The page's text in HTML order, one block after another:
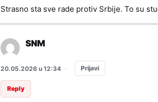
Strasno sta sve rade protiv Srbije. To su
SNM
20.05.2026 u 12:34 · Prijavi
Reply